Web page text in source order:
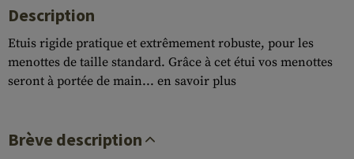
Description
Etuis rigide pratique et extrêmement robuste, pour les
menottes de taille standard. Grâce à cet étui vos menottes
seront à portée de main... en savoir plus
Brève description